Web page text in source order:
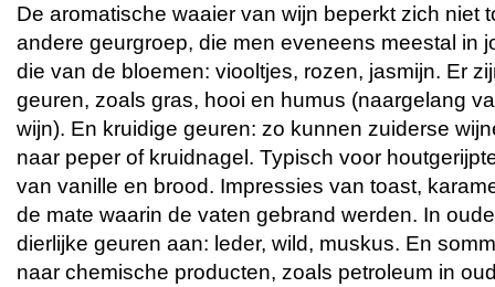
De aromatische waaier van wijn beperkt zich niet
andere geurgroep, die men eveneens meestal in
die van de bloemen: viooltjes, rozen, jasmijn. Er
geuren, zoals gras, hooi en humus (naargelang
wijn). En kruidige geuren: zo kunnen zuiderse
naar peper of kruidnagel. Typisch voor
van vanille en brood. Impressies van toast,
de mate waarin de vaten gebrand werden. In
dierlijke geuren aan: leder, wild, muskus. En
naar chemische producten, zoals petroleum in